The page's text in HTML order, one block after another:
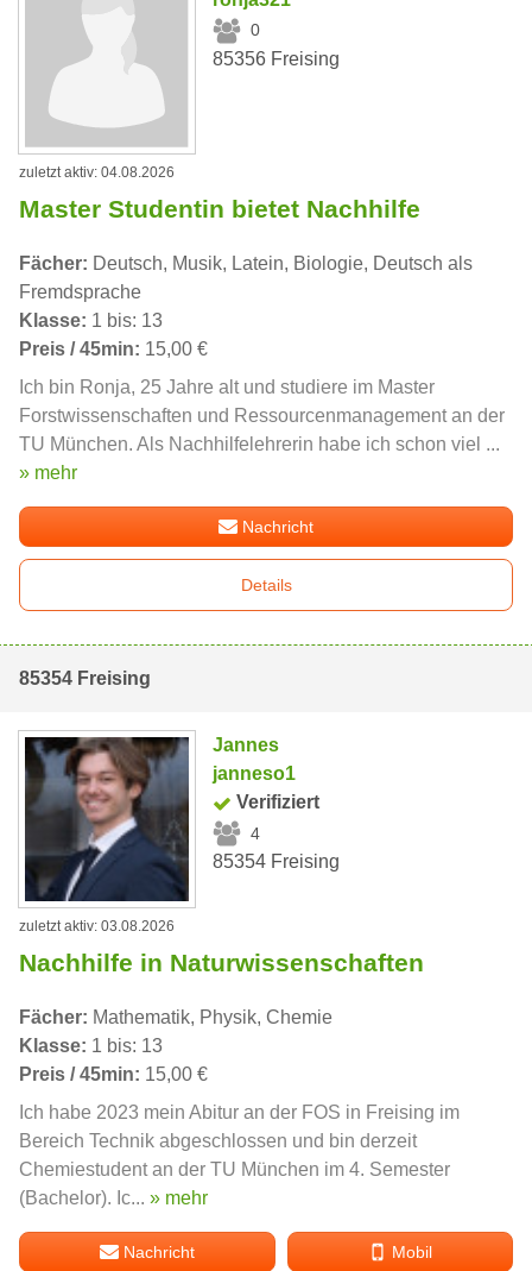
0
85356 Freising
zuletzt aktiv: 04.08.2026
Master Studentin bietet Nachhilfe
Fächer: Deutsch, Musik, Latein, Biologie, Deutsch als
Fremdsprache
Klasse: 1 bis: 13
Preis / 45min: 15,00 €
Ich bin Ronja, 25 Jahre alt und studiere im Master
Forstwissenschaften und Ressourcenmanagement an der
TU München. Als Nachhilfelehrerin habe ich schon viel ...
» mehr
Nachricht
Details
85354 Freising
Jannes
janneso1
Verifiziert
4
85354 Freising
zuletzt aktiv: 03.08.2026
Nachhilfe in Naturwissenschaften
Fächer: Mathematik, Physik, Chemie
Klasse: 1 bis: 13
Preis / 45min: 15,00 €
Ich habe 2023 mein Abitur an der FOS in Freising im
Bereich Technik abgeschlossen und bin derzeit
Chemiestudent an der TU München im 4. Semester
(Bachelor). Ic... » mehr
Nachricht Mobil